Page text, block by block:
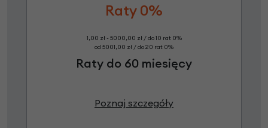
Raty 0%
1,00 zł - 5000,00 zł / do 10 rat 0%
od 5001,00 zł / do 20 rat 0%
Raty do 60 miesięcy
Poznaj szczegóły